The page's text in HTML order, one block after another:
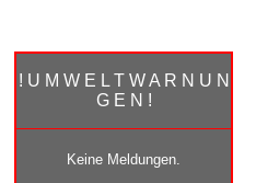
! U M W E L T W A R N U N
G E N !
Keine Meldungen.